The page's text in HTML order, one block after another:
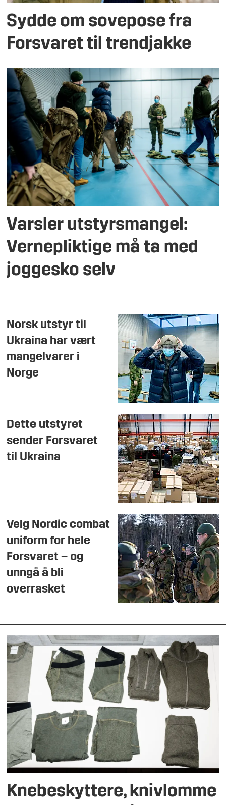
Sydde om sovepose fra
Forsvaret til trendjakke
Varsler utstyrsmangel:
Vernepliktige må ta med
joggesko selv
Norsk utstyr til
Ukraina har vært
mangelvarer i
Norge
Dette utstyret
sender Forsvaret
til Ukraina
Velg Nordic combat
uniform for hele
Forsvaret – og
unngå å bli
overrasket
Knebeskyttere, knivlomme